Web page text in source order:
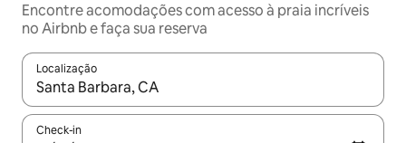
Encontre acomodações com acesso à praia incríveis
no Airbnb e faça sua reserva
Localização
Quando os resultados estiverem disponíveis, explore-os
Check-in